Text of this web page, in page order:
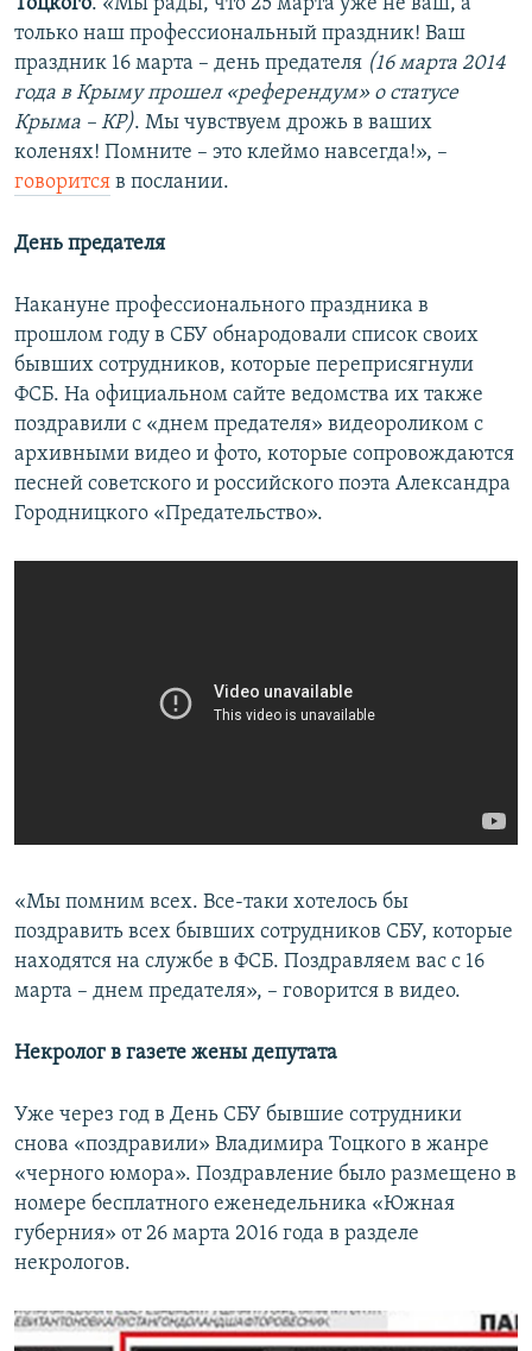
Тоцкого. «Мы рады, что 25 марта уже не ваш, а
только наш профессиональный праздник! Ваш
праздник 16 марта – день предателя (16 марта 2014
года в Крыму прошел «референдум» о статусе
Крыма – КР). Мы чувствуем дрожь в ваших
коленях! Помните – это клеймо навсегда!», –
говорится в послании.
День предателя
Накануне профессионального праздника в
прошлом году в СБУ обнародовали список своих
бывших сотрудников, которые переприсягнули
ФСБ. На официальном сайте ведомства их также
поздравили с «днем предателя» видеороликом с
архивными видео и фото, которые сопровождаются
песней советского и российского поэта Александра
Городницкого «Предательство».
«Мы помним всех. Все-таки хотелось бы
поздравить всех бывших сотрудников СБУ, которые
находятся на службе в ФСБ. Поздравляем вас с 16
марта – днем предателя», – говорится в видео.
Некролог в газете жены депутата
Уже через год в День СБУ бывшие сотрудники
снова «поздравили» Владимира Тоцкого в жанре
«черного юмора». Поздравление было размещено в
номере бесплатного еженедельника «Южная
губерния» от 26 марта 2016 года в разделе
некрологов.